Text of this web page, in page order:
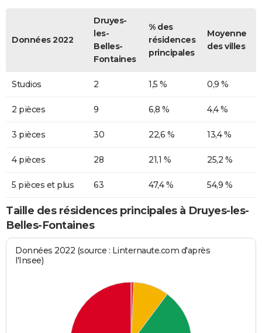
Données 2022
Druyes-
les-
Belles-
Fontaines
% des
résidences
principales
Moyenne
des villes
Studios 2 1,5 % 0,9 %
2 pièces 9 6,8 % 4,4 %
3 pièces 30 22,6 % 13,4 %
4 pièces 28 21,1 % 25,2 %
5 pièces et plus 63 47,4 % 54,9 %
Taille des résidences principales à Druyes-les-
Belles-Fontaines
Données 2022 (source : Linternaute.com d'après
l'Insee)